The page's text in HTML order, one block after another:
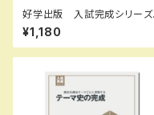
好学出版 入試完成シリー
数学 融合問題の完成
年度版 新品完全セット ISB
N：B0D3B76CWZ ISBN-
3908966
¥1,180